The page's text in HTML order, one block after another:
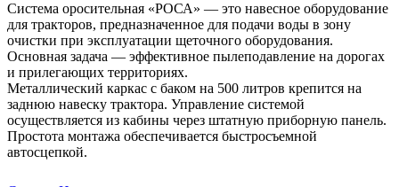
Система оросительная «РОСА» — это навесное оборудование
для тракторов, предназначенное для подачи воды в зону
очистки при эксплуатации щеточного оборудования.
Основная задача — эффективное пылеподавление на дорогах
и прилегающих территориях.
Металлический каркас с баком на 500 литров крепится на
заднюю навеску трактора. Управление системой
осуществляется из кабины через штатную приборную панель.
Простота монтажа обеспечивается быстросъемной
автосцепкой.